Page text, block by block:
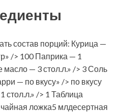
состав порций: Курица —
/> 100 Паприка — 1
масло — 3 стол.л.» /> 3 Соль
— по вкусу» /> по вкусу
/> 1 Таблица
ложка5 млдесертная